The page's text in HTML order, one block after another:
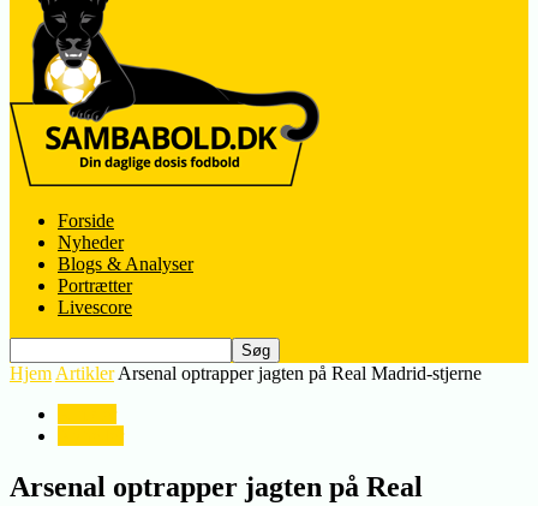
Forside
Nyheder
Blogs & Analyser
Portrætter
Livescore
Hjem Artikler Arsenal optrapper jagten på Real Madrid-stjerne
Arsenal optrapper jagten på Real